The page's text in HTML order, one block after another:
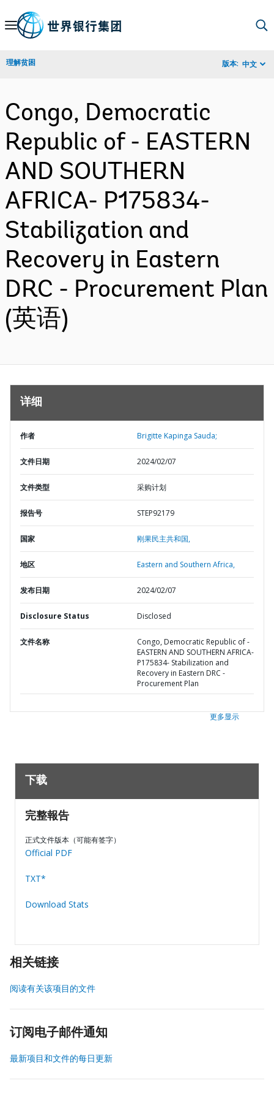
Skip
Navigation
理解贫困 版本: 中文
Congo, Democratic
Republic of - EASTERN
AND SOUTHERN
AFRICA- P175834-
Stabilization and
Recovery in Eastern
DRC - Procurement Plan
(英语)
详细
作者 Brigitte Kapinga Sauda;
文件日期 2024/02/07
文件类型 采购计划
报告号 STEP92179
国家 刚果民主共和国,
地区 Eastern and Southern Africa,
发布日期 2024/02/07
Disclosure Status Disclosed
文件名称
Congo, Democratic Republic of -
EASTERN AND SOUTHERN AFRICA-
P175834- Stabilization and
Recovery in Eastern DRC -
Procurement Plan
更多显示
下载
完整報告
正式文件版本（可能有签字）
Official PDF
TXT*
Download Stats
相关链接
阅读有关该项目的文件
订阅电子邮件通知
最新项目和文件的每日更新